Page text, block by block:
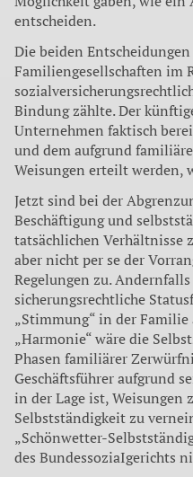
entscheiden.
Die beiden
Familiengesellschaften im
Bindung zählte. Der
Un­ternehmen faktisch
und dem aufgrund
Weisungen erteilt wer­den,
Jetzt sind bei der
Beschäftigung und
tatsächlichen Verhältnisse
aber nicht per se der
Regelungen zu.
sicherungsrechtliche
„Stimmung“ in der
„Harmonie“ wäre die
Phasen familiärer
Geschäftsführer aufgrund
in der Lage ist, Weisungen
Selbstständigkeit zu
„Schönwetter-
des BundessoziaIgerichts